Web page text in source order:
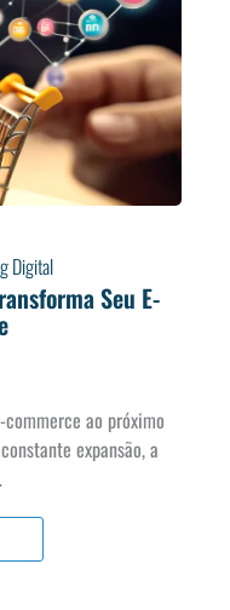
Digital
Seu E-
ao próximo
expansão, a